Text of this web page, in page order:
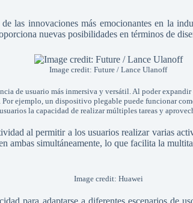
las innovaciones más emocionantes en la
nuevas posibilidades en términos de
Image credit: Future / Lance Ulanoff
de usuario más inmersiva y versátil. Al poder
ejemplo, un dispositivo plegable puede funcionar
la capacidad de realizar múltiples tareas y
al permitir a los usuarios realizar varias
ambas simultáneamente, lo que facilita la
Image credit: Huawei
para adaptarse a diferentes escenarios